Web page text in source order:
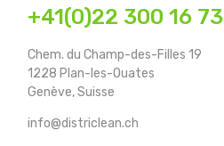
+41(0)22 300 16 73
Chem. du Champ-des-Filles 19
1228 Plan-les-Ouates
Genève, Suisse
info@districlean.ch